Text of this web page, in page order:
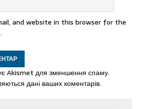
and website in this browser for the
Akismet для зменшення спаму.
дані ваших коментарів.